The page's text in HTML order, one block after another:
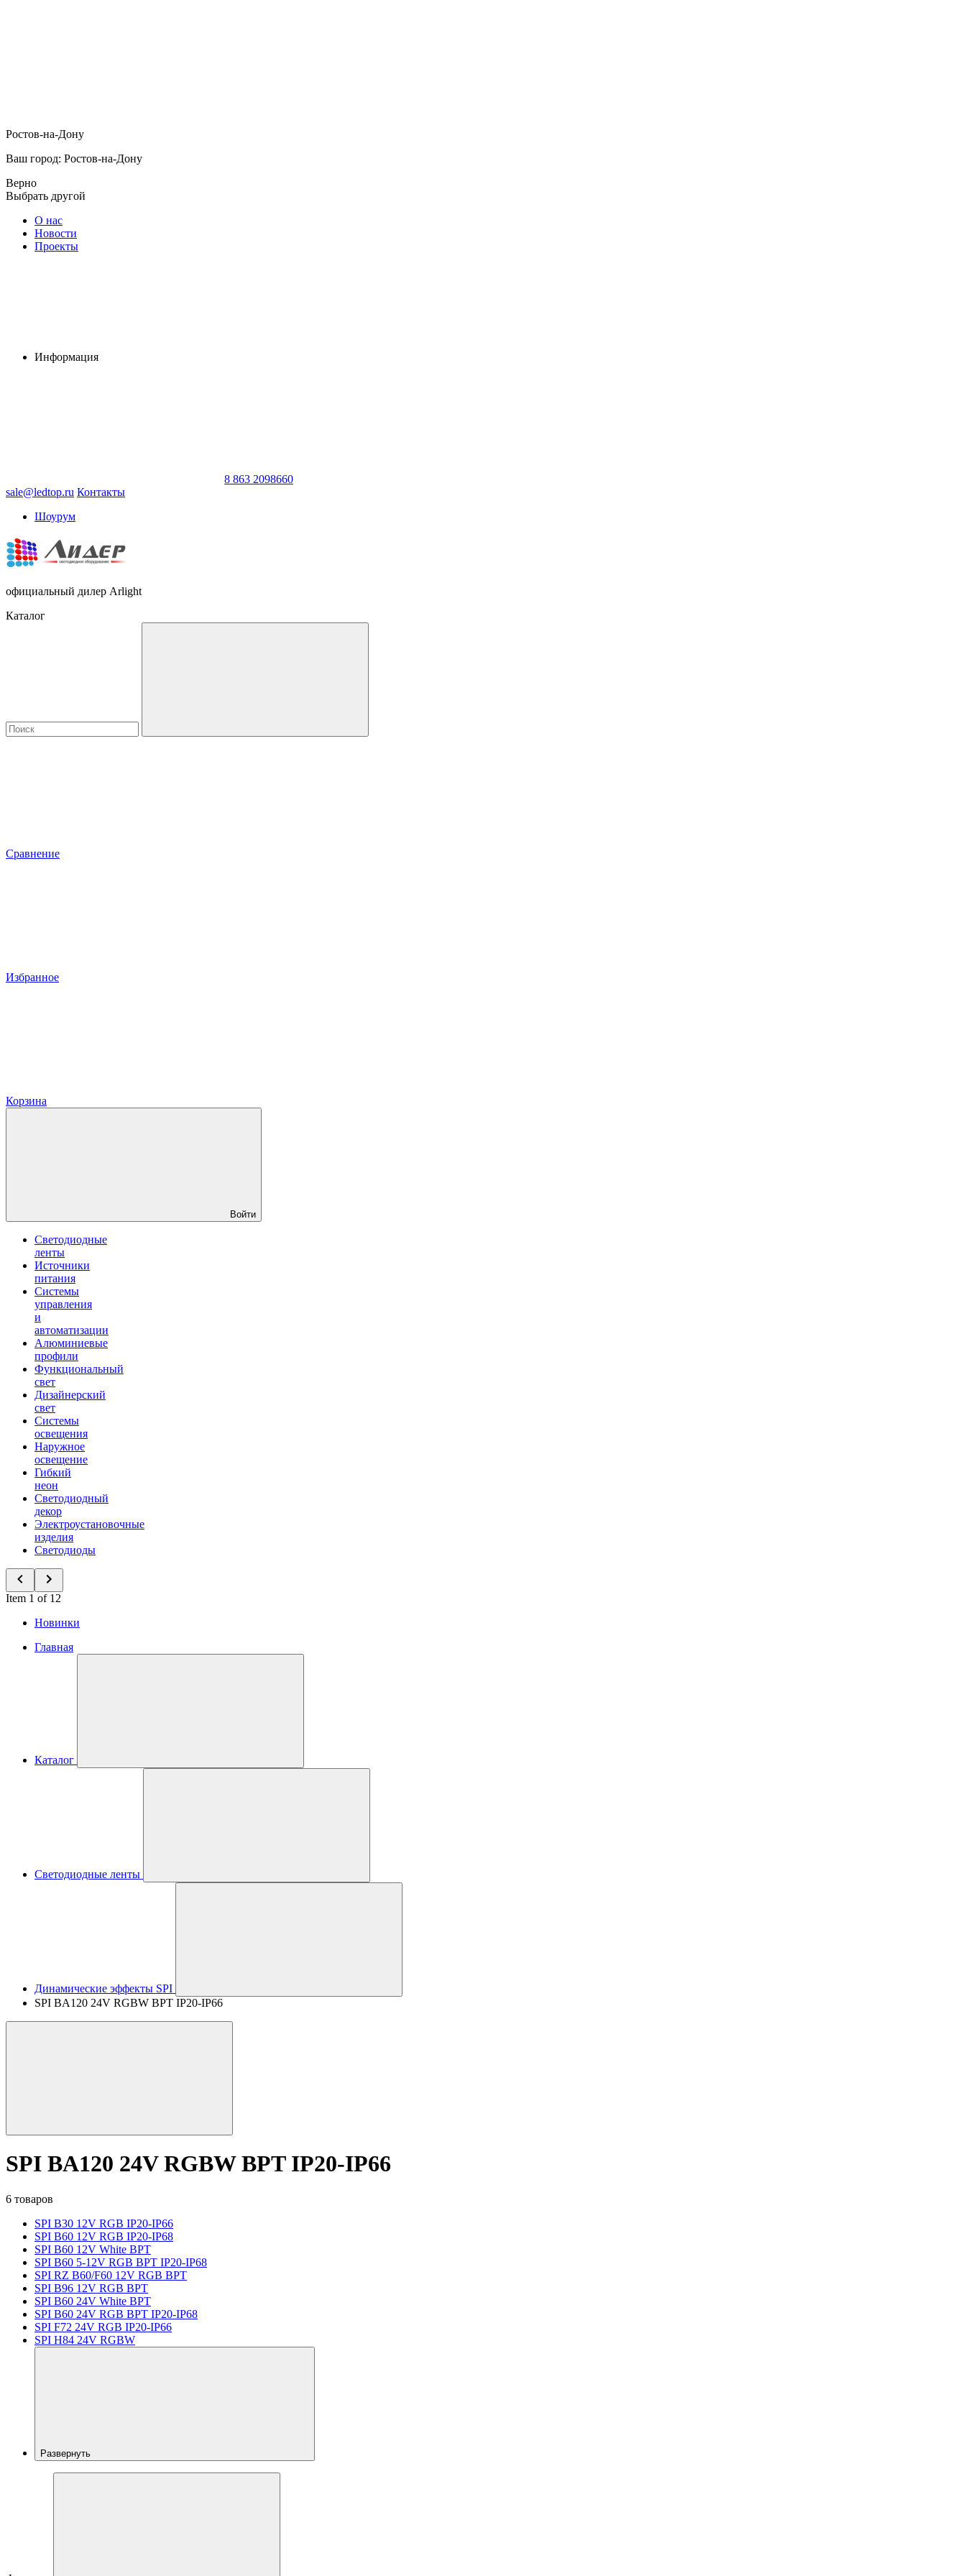
Ростов-на-Дону
Ваш город: Ростов-на-Дону
Верно
Выбрать другой
О нас
Новости
Проекты
Информация
8 863 2098660
sale@ledtop.ru Контакты
Шоурум
официальный дилер Arlight
Каталог
Сравнение
Избранное
Корзина
Войти
Светодиодные
ленты
Источники
питания
Системы
управления
и
автоматизации
Алюминиевые
профили
Функциональный
свет
Дизайнерский
свет
Системы
освещения
Наружное
освещение
Гибкий
неон
Светодиодный
декор
Электроустановочные
изделия
Светодиоды
Item 1 of 12
Новинки
Главная
Каталог
Светодиодные ленты
Динамические эффекты SPI
SPI BA120 24V RGBW BPT IP20-IP66
SPI BA120 24V RGBW BPT IP20-IP66
6 товаров
SPI B30 12V RGB IP20-IP66
SPI B60 12V RGB IP20-IP68
SPI B60 12V White BPT
SPI B60 5-12V RGB BPT IP20-IP68
SPI RZ B60/F60 12V RGB BPT
SPI B96 12V RGB BPT
SPI B60 24V White BPT
SPI B60 24V RGB BPT IP20-IP68
SPI F72 24V RGB IP20-IP66
SPI H84 24V RGBW
Развернуть